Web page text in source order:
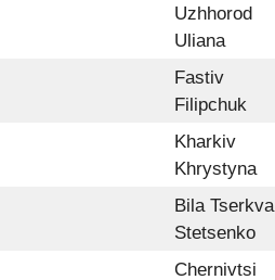
Uzhhorod
Uliana
Fastiv
Filipchuk
Kharkiv
Khrystyna
Bila Tserkva
Stetsenko
Chernivtsi